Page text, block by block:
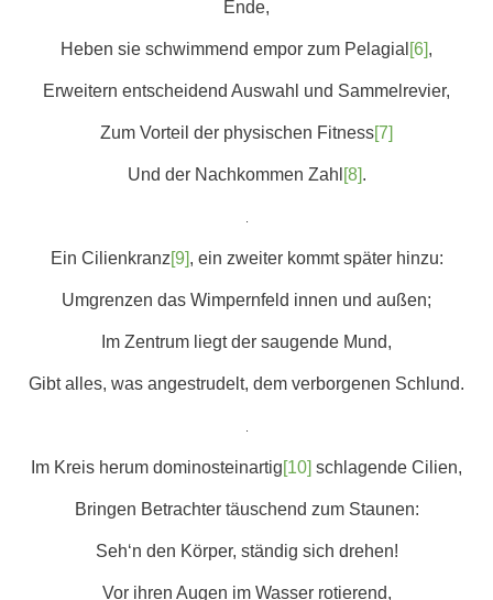
Ende,
Heben sie schwimmend empor zum Pelagial [6],
Erweitern entscheidend Auswahl und Sammelrevier,
Zum Vorteil der physischen Fitness[7]
Und der Nachkommen Zahl [8].
Ein Cilienkranz[9], ein zweiter kommt später hinzu:
Umgrenzen das Wimpernfeld innen und außen;
Im Zentrum liegt der saugende Mund,
Gibt alles, was angestrudelt, dem verborgenen Schlund.
Im Kreis herum dominosteinartig[10] schlagende Cilien,
Bringen Betrachter täuschend zum Staunen:
Seh‘n den Körper, ständig sich drehen!
Vor ihren Augen im Wasser rotierend,